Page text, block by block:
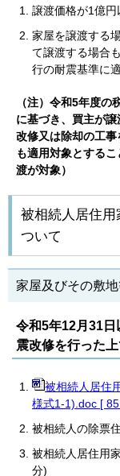
譲渡価格が1億円
家屋を譲渡する
て譲渡する場合
行の耐震基準に
（注）令和5年度
に基づき、買主が
改修又は除却の工
も適用対象とする
渡が対象）
被相続人居住
ついて
家屋及びその敷
令和5年12月31
震改修を行った
被相続人居住
様式1-1).doc [
被相続人の除票
被相続人居住用
分)